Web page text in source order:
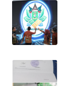
TAMBANG
NEWS
NEWS